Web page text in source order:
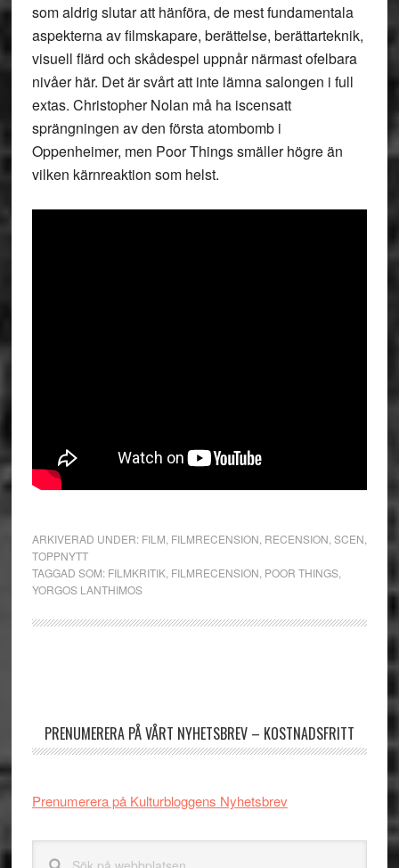
som aldrig slutar att hänföra, de mest fundamentala
aspekterna av filmskapare, berättelse, berättarteknik,
visuell flärd och skådespel uppnår närmast ofelbara
nivåer här. Det är svårt att inte lämna salongen i full
extas. Christopher Nolan må ha iscensatt
sprängningen av den första atombomb i
Oppenheimer, men Poor Things smäller högre än
vilken kärnreaktion som helst.
ARKIVERAD UNDER: FILM FILMRECENSION RECENSION SCEN
TOPPNYTT
TAGGAD SOM: FILMKRITIK, FILMRECENSION POOR THINGS,
YORGOS LANTHIMOS
PRENUMERERA PÅ VÅRT NYHETSBREV – KOSTNADSFRITT
Prenumerera på Kulturbloggens Nyhetsbrev